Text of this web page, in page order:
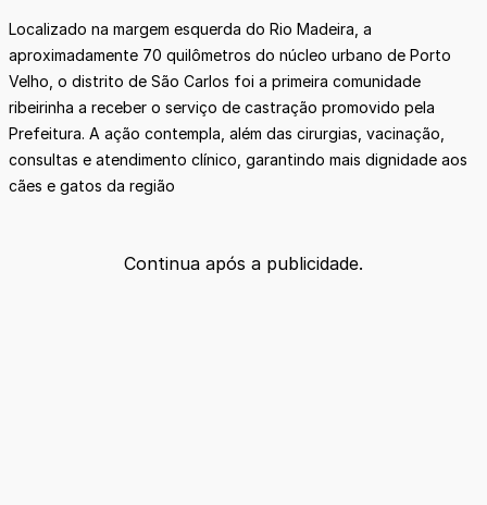
Localizado na margem esquerda do Rio Madeira, a
aproximadamente 70 quilômetros do núcleo urbano de Porto
Velho, o distrito de São Carlos foi a primeira comunidade
ribeirinha a receber o serviço de castração promovido pela
Prefeitura. A ação contempla, além das cirurgias, vacinação,
consultas e atendimento clínico, garantindo mais dignidade aos
cães e gatos da região
Continua após a publicidade.